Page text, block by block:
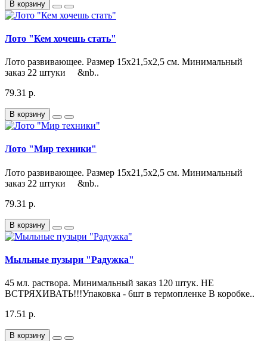
В корзину
Лото "Кем хочешь стать"
Лото развивающее. Размер 15х21,5х2,5 см. Минимальный
заказ 22 штуки &nb..
79.31 р.
В корзину
Лото "Мир техники"
Лото развивающее. Размер 15х21,5х2,5 см. Минимальный
заказ 22 штуки &nb..
79.31 р.
В корзину
Мыльные пузыри "Радужка"
45 мл. раствора. Минимальный заказ 120 штук. НЕ
ВСТРЯХИВАТЬ!!!Упаковка - 6шт в термопленке В коробке..
17.51 р.
В корзину